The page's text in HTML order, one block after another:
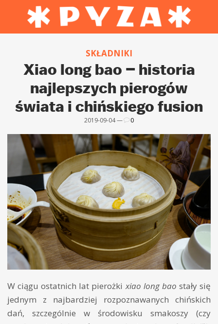
SKŁADNIKI
Xiao long bao – historia
najlepszych pierogów
świata i chińskiego fusion
2019-09-04 — 0
W ciągu ostatnich lat pierożki xiao long bao stały się
jednym z najbardziej rozpoznawanych chińskich
dań, szczególnie w środowisku smakoszy (czy